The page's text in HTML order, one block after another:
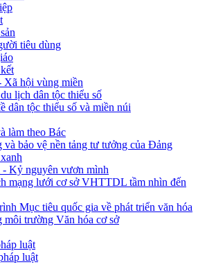
tiêu dùng
Xã hội vùng miền
lịch dân tộc thiểu số
dân tộc thiểu số và miền núi
làm theo Bác
và bảo vệ nền tảng tư tưởng của Đảng
- Kỷ nguyên vươn mình
mạng lưới cơ sở VHTTDL tầm nhìn đến
Mục tiêu quốc gia về phát triển văn hóa
môi trường Văn hóa cơ sở
luật
luật